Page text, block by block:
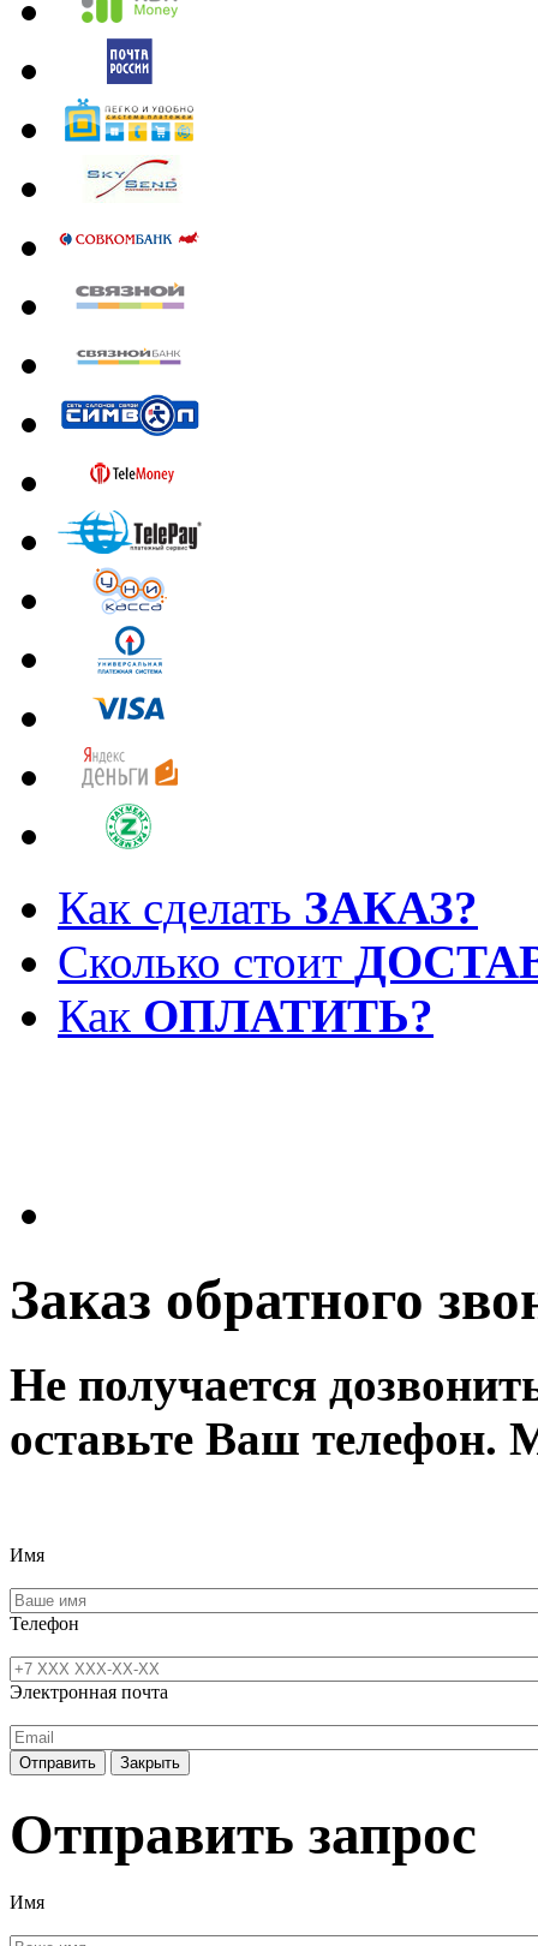
Как сделать ЗАКАЗ?
Сколько стоит
Как ОПЛАТИТЬ?
Заказ обратного
Не получается
оставьте Ваш
Имя
Телефон
Электронная почта
Отправить Закрыть
Отправить запрос
Имя